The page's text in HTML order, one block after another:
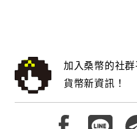
加入桑幣的社
貨幣新資訊！